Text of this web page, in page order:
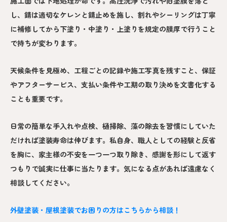
し、錆は適切なケレンと錆止めを施し、割れやシーリングは丁寧
に補修してから下塗り・中塗り・上塗りを規定の膜厚で行うこと
で持ちが変わります。
天候条件を見極め、工程ごとの記録や施工写真を残すこと、保証
やアフターサービス、支払い条件や工期の取り決めを文書化する
ことも重要です。
日常の簡単な手入れや点検、樋掃除、藻の除去を習慣にしていた
だければ塗装寿命は伸びます。私自身、職人としての経験と反省
を胸に、家主様の不安を一つ一つ取り除き、感謝を形にして返す
つもりで誠実に仕事に当たります。気になる点があれば遠慮なく
相談してください。
外壁塗装・屋根塗装でお困りの方はこちらから相談！